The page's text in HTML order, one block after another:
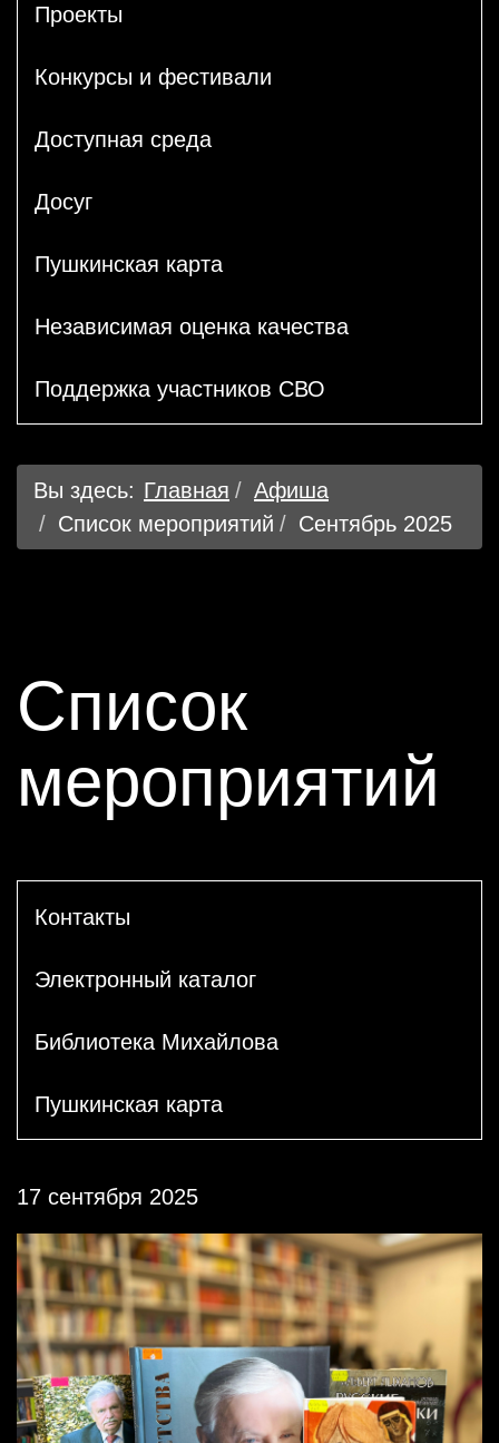
Проекты
Конкурсы и фестивали
Доступная среда
Досуг
Пушкинская карта
Независимая оценка качества
Поддержка участников СВО
Вы здесь: Главная
Афиша
Список мероприятий
Сентябрь 2025
Список
мероприятий
Контакты
Электронный каталог
Библиотека Михайлова
Пушкинская карта
17 сентября 2025